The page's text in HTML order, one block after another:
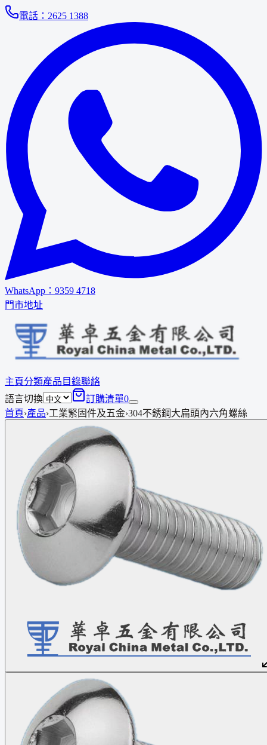
電話： 2625 1388
WhatsApp： 9359 4718
門市地址
主頁分類產品 目錄聯絡
語言切換
訂購清單0
首頁›產品›工業緊固件及五金›304不銹鋼大扁頭內六角螺絲